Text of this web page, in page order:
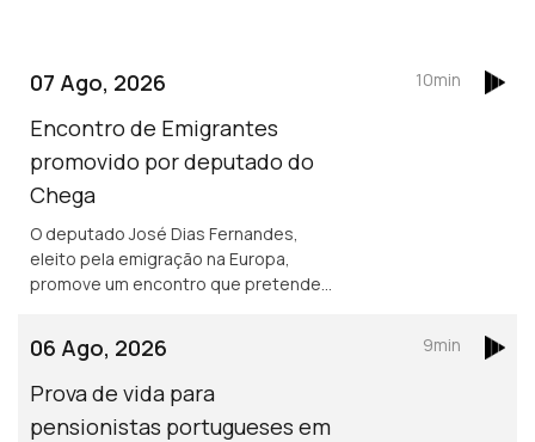
07 Ago, 2026
Encontro de Emigrantes
promovido por deputado do
Chega
O deputado José Dias Fernandes,
eleito pela emigração na Europa,
promove um encontro que pretende
emigrantes de Fafe.
10min
06 Ago, 2026
Prova de vida para
pensionistas portugueses em
9min